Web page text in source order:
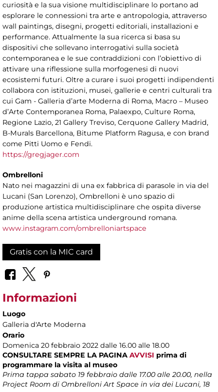
curiosità e la sua visione multidisciplinare lo portano ad
esplorare le connessioni tra arte e antropologia, attraverso
wall paintings, disegni, progetti editoriali, installazioni e
performance. Attualmente la sua ricerca si basa su
dispositivi che sollevano interrogativi sulla società
contemporanea e le sue contraddizioni con l’obiettivo di
attivare una riflessione sulla morfogenesi di nuovi
ecosistemi futuri. Oltre a curare i suoi progetti indipendenti
collabora con istituzioni, musei, gallerie e centri culturali tra
cui Gam - Galleria d’arte Moderna di Roma, Macro – Museo
d’Arte Contemporanea Roma, Palaexpo, Culture Roma,
Regione Lazio, 21 Gallery Treviso, Cerquone Gallery Madrid,
B-Murals Barcellona, Bitume Platform Ragusa, e con brand
come Pitti Uomo e Fendi.
https://gregjager.com
Ombrelloni
Nato nei magazzini di una ex fabbrica di parasole in via del
Lucani (San Lorenzo), Ombrelloni è uno spazio di
produzione artistica multidisciplinare che ospita diverse
anime della scena artistica underground romana.
www.instagram.com/ombrelloniartspace
Gratis con la MIC card
Informazioni
Luogo
Galleria d'Arte Moderna
Orario
Domenica 20 febbraio 2022 dalle 16.00 alle 18.00
CONSULTARE SEMPRE LA PAGINA AVVISI prima di
programmare la visita al museo
Prima tappa sabato 19 febbraio dalle 17.00 alle 20.00, nella
Project Room di Ombrelloni Art Space in via dei Lucani, 18